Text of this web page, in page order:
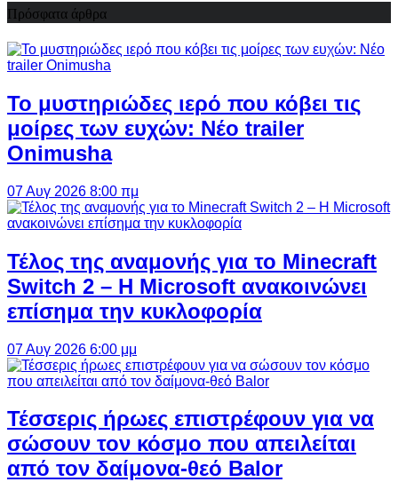
Πρόσφατα άρθρα
Το μυστηριώδες ιερό που κόβει τις
μοίρες των ευχών: Νέο trailer
Onimusha
07 Αυγ 2026 8:00 πμ
Τέλος της αναμονής για το Minecraft
Switch 2 – Η Microsoft ανακοινώνει
επίσημα την κυκλοφορία
07 Αυγ 2026 6:00 μμ
Τέσσερις ήρωες επιστρέφουν για να
σώσουν τον κόσμο που απειλείται
από τον δαίμονα-θεό Balor